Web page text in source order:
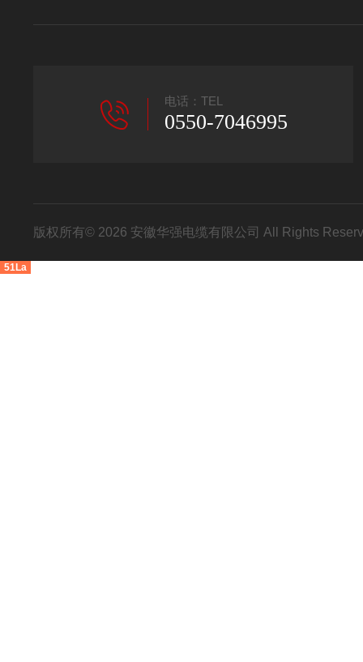
电话：TEL
0550-7046995
版权所有© 2026 安徽华强电缆有限公司 All Rights
51La